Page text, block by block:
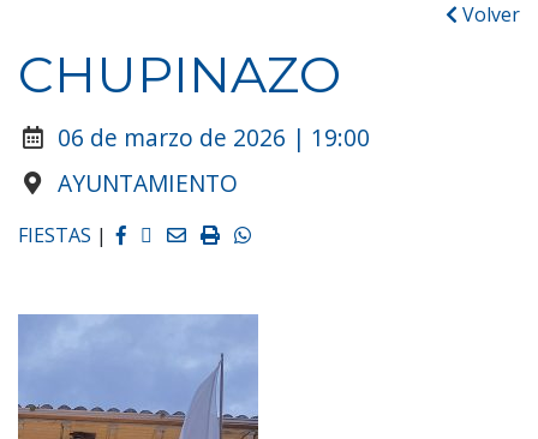
Volver
CHUPINAZO
06 de marzo de 2026 | 19:00
AYUNTAMIENTO
FIESTAS | Facebook
Twitter
EmailImprimirWhatsapp